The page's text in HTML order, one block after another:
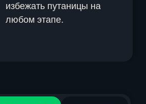
избежать путаницы на
любом этапе.